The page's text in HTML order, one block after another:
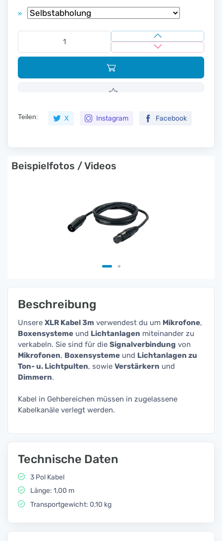
»
Teilen: X Instagram Facebook
Beispielfotos / Videos
Beschreibung
Unsere XLR Kabel 3m verwendest du um Mikrofone,
Boxensysteme und Lichtanlagen miteinander zu
verkabeln. Sie sind für die Signalverbindung von
Mikrofonen, Boxensysteme und Lichtanlagen zu
Ton- u. Lichtpulten, sowie Verstärkern und
Dimmern.
Kabel in Gehbereichen müssen in zugelassene
Kabelkanäle verlegt werden.
Technische Daten
3 Pol Kabel
Länge: 1,00 m
Transportgewicht: 0,10 kg